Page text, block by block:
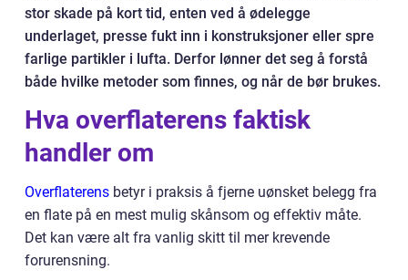
stor skade på kort tid, enten ved å ødelegge
underlaget, presse fukt inn i konstruksjoner eller spre
farlige partikler i lufta. Derfor lønner det seg å forstå
både hvilke metoder som finnes, og når de bør brukes.
Hva overflaterens faktisk
handler om
Overflaterens betyr i praksis å fjerne uønsket belegg fra
en flate på en mest mulig skånsom og effektiv måte.
Det kan være alt fra vanlig skitt til mer krevende
forurensning.